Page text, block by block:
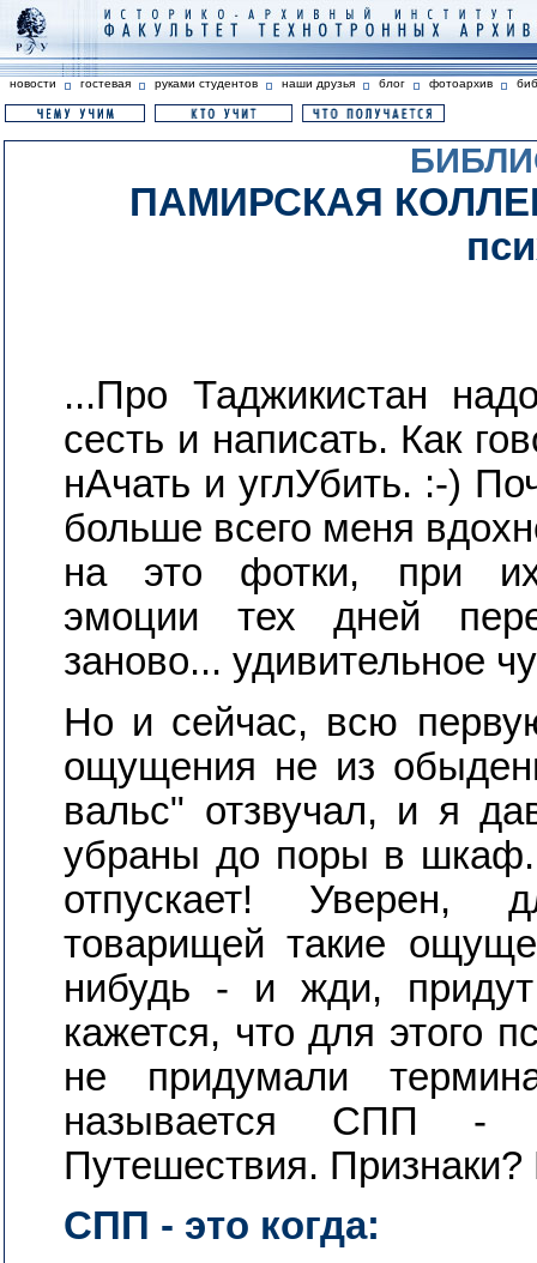
новости гостевая руками студентов наши друзья блог фотоархив
ПАМИРСКАЯ
...Про Таджикистан
сесть и написать. Как
нАчать и углУбить. :-)
больше всего меня
на это фотки, при
эмоции тех дней
заново... удивительное
Но и сейчас, всю
ощущения не из
вальс" отзвучал, и я
убраны до поры в
отпускает! Уверен,
товарищей такие
нибудь - и жди,
кажется, что для этого
не придумали
называется СПП -
Путешествия.
СПП - это когда: